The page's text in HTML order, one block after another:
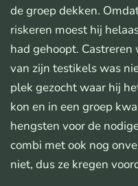
de groep dekken.
riskeren moest hij
had gehoopt.
van zijn testikels was
plek gezocht waar hij
kon en in een groep
hengsten voor de
combi met ook nog
niet, dus ze kregen